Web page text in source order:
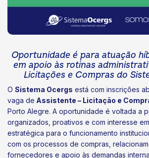
Oportunidade é para atuação
em apoio às rotinas
Licitações e Compras do
O Sistema Ocergs está com inscrições
vaga de Assistente – Licitação e
Porto Alegre. A oportunidade é voltada a
organizados, proativos e com interesse
estratégica para o funcionamento
com os processos de compras,
fornecedores e apoio às demandas